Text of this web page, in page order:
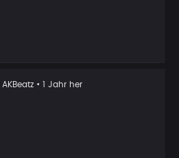
AKBeatz • 1 Jahr her